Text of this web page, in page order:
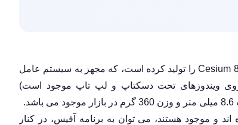
یک شرکت فرانسوی به نام ARCHOS، تبلت های ارزان قیمت 80 Cesium را تولید کرده است، که مجهز به سیستم عامل
آنچه روی ویندوزهای تحت دسکتاپ و لپ تاپ موجود است)
و موجود هستند، می توان به برنامه آفیس، در کنار